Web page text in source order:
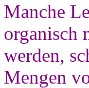
Manche
organisch
werden,
Mengen